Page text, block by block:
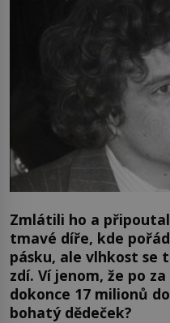
Zmlátili ho a
tmavé díře, kde
pásku, ale vlhkost se
zdí. Ví jenom, že po
dokonce 17 milionů
bohatý dědeček?